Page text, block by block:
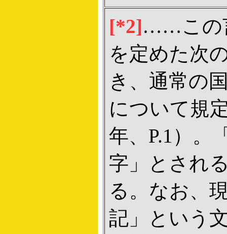
[*2]……この
を定めた次
き、通常の
について規
年、P.1）。
字」とされ
る。なお、
記」という